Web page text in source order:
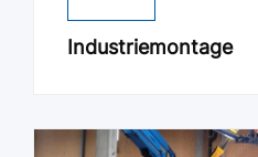
Industriemontage